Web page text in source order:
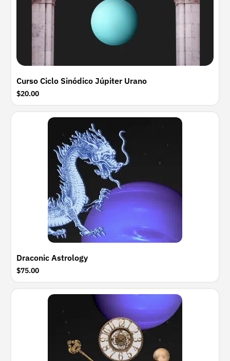
Curso Ciclo Sinódico Júpiter Urano
$20.00
Draconic Astrology
$75.00